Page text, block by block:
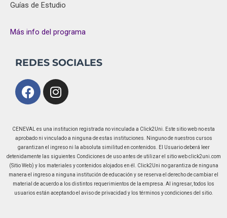
Guías de Estudio
Más info del programa
REDES SOCIALES
FacebookInstagram
CENEVAL es una institucion registrada no vinculada a Click2Uni. Este sitio web no esta
aprobado ni vinculado a ninguna de estas instituciones. Ninguno de nuestros cursos
garantizan el ingreso ni la absoluta similitud en contenidos. El Usuario deberá leer
detenidamente las siguientes Condiciones de uso antes de utilizar el sitio web click2uni.com
(Sitio Web) y los materiales y contenidos alojados en él. Click2Uni no garantiza de ninguna
manera el ingreso a ninguna institución de educación y se reserva el derecho de cambiar el
material de acuerdo a los distintos requerimientos de la empresa. Al ingresar, todos los
usuarios están aceptando el aviso de privacidad y los términos y condiciones del sitio.